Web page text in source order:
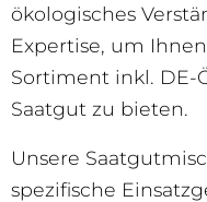
ökologisches
Expertise, um
Sortiment inkl. DE-
Saatgut zu bieten.
Unsere
spezifische